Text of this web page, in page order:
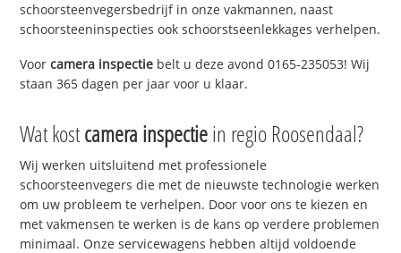
schoorsteenvegersbedrijf in onze vakmannen, naast
schoorsteeninspecties ook schoorstseenlekkages verhelpen.
Voorcamera inspectie belt u deze avond 0165-235053! Wij
staan 365 dagen per jaar voor u klaar.
Wat kostcamera inspectiein regio Roosendaal?
Wij werken uitsluitend met professionele
schoorsteenvegers die met de nieuwste technologie werken
om uw probleem te verhelpen. Door voor ons te kiezen en
met vakmensen te werken is de kans op verdere problemen
minimaal. Onze servicewagens hebben altijd voldoende